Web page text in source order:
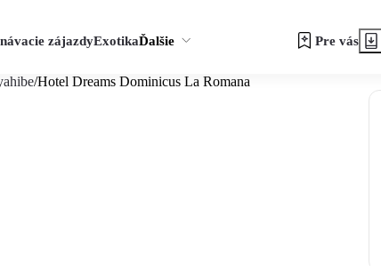
zájazdyExotikaĎalšie Pre vás
/Hotel Dreams Dominicus La Romana